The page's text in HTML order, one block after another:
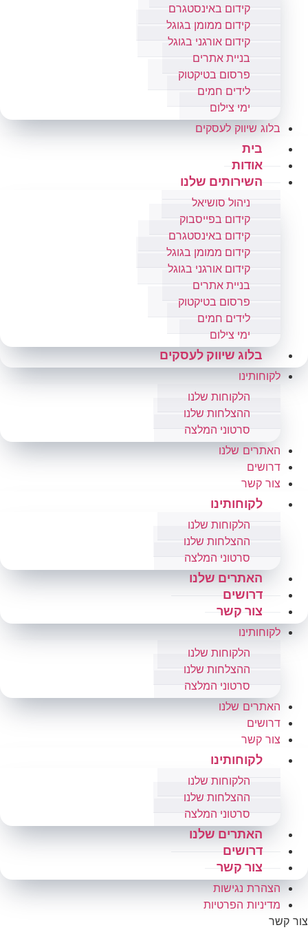
קידום באינסטגרם
קידום ממומן בגוגל
קידום אורגני בגוגל
בניית אתרים
פרסום בטיקטוק
לידים חמים
ימי צילום
בלוג שיווק לעסקים
בית
אודות
השירותים שלנו
ניהול סושיאל
קידום בפייסבוק
קידום באינסטגרם
קידום ממומן בגוגל
קידום אורגני בגוגל
בניית אתרים
פרסום בטיקטוק
לידים חמים
ימי צילום
בלוג שיווק לעסקים
לקוחותינו
הלקוחות שלנו
ההצלחות שלנו
סרטוני המלצה
האתרים שלנו
דרושים
צור קשר
לקוחותינו
הלקוחות שלנו
ההצלחות שלנו
סרטוני המלצה
האתרים שלנו
דרושים
צור קשר
לקוחותינו
הלקוחות שלנו
ההצלחות שלנו
סרטוני המלצה
האתרים שלנו
דרושים
צור קשר
לקוחותינו
הלקוחות שלנו
ההצלחות שלנו
סרטוני המלצה
האתרים שלנו
דרושים
צור קשר
הצהרת נגישות
מדיניות הפרטיות
צור קשר